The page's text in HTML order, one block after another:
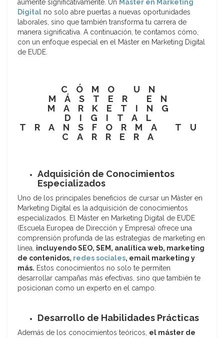
aumente significativamente. Un Máster en Marketing
Digital no solo abre puertas a nuevas oportunidades
laborales, sino que también transforma tu carrera de
manera significativa. A continuación, te contamos cómo,
con un enfoque especial en el Máster en Marketing Digital
de EUDE.
CÓMO UN
MÁSTER EN
MARKETING
DIGITAL
TRANSFORMA TU
CARRERA
Adquisición de Conocimientos
Especializados
Uno de los principales beneficios de cursar un Máster en
Marketing Digital es la adquisición de conocimientos
especializados. El Máster en Marketing Digital de EUDE
(Escuela Europea de Dirección y Empresa) ofrece una
comprensión profunda de las estrategias de marketing en
línea, incluyendo SEO, SEM, analítica web, marketing
de contenidos, redes sociales, email marketing y
más. Estos conocimientos no solo te permiten
desarrollar campañas más efectivas, sino que también te
posicionan como un experto en el campo.
Desarrollo de Habilidades Prácticas
Además de los conocimientos teóricos, el máster de